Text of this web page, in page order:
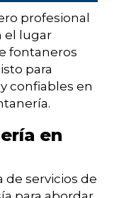
profesional
el lugar
fontaneros
para
confiables en
en
servicios de